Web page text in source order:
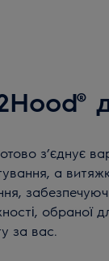
з’єднує
а
обраної
за вас.